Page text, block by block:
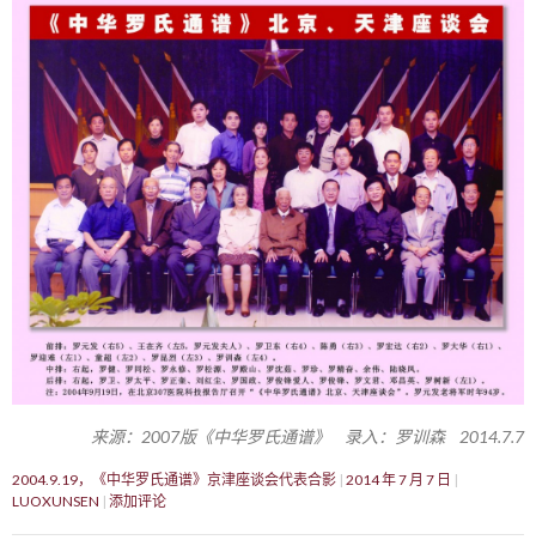
来源：2007版《中华罗氏通谱》 录入：罗训森 2014.7.7
2004.9.19，《中华罗氏通谱》京津座谈会代表合影 2014 年 7 月 7 日
LUOXUNSEN 添加评论